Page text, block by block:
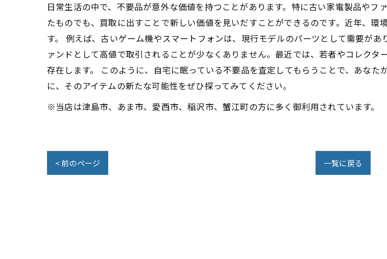
日常生活の中で、不要品が意外な価値を持つことがあります。特に古い家電製品やフ
たものでも、買取に出すことで新しい価値を見いだすことができるのです。近年、
す。 例えば、古いゲーム機やスマートフォンは、現行モデルのパーツとして需要が
ァンドとして高値で取引されることが少なくありません。最近では、若者やコレク
存在します。 このように、自宅に眠っている不要品を査定してもらうことで、あな
に、そのアイテムの新たな可能性をぜひ探ってみてください。
※当店は津島市、あま市、愛西市、稲沢市、蟹江町の方に多く御利用されています。
< 前のページ 一覧に戻る